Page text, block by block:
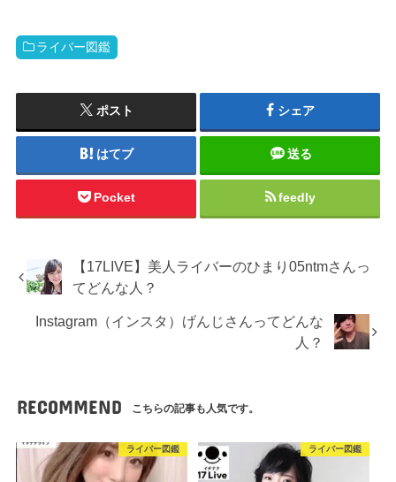
ライバー図鑑
ポスト シェア
はてブ 送る
Pocket feedly
【17LIVE】美人ライバーのひまり05ntmさんっ
てどんな人？
Instagram（インスタ）げんじさんってどんな
人？
RECOMMEND こちらの記事も人気です。
ライバー図鑑 ライバー図鑑